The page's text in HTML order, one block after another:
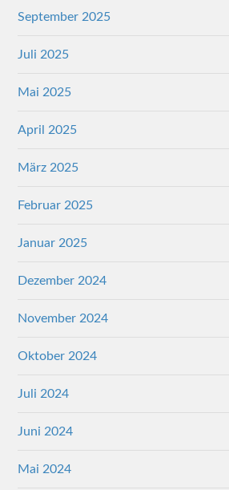
September 2025
Juli 2025
Mai 2025
April 2025
März 2025
Februar 2025
Januar 2025
Dezember 2024
November 2024
Oktober 2024
Juli 2024
Juni 2024
Mai 2024